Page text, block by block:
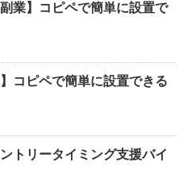
副業】コピペで簡単に設置で
】コピペで簡単に設置できる
トリータイミング支援バイ